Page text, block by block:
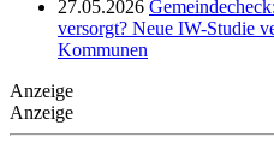
27.05.2026
versorgt? Neue IW-Studie
Kommunen
Anzeige
Anzeige